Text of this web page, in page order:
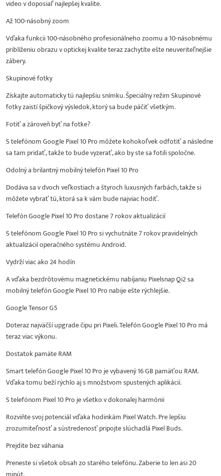
video v doposiaľ najlepšej kvalite.
Až 100-násobný zoom
Vďaka funkcii 100-násobného profesionálneho zoomu a 10-násobnému
priblíženiu obrazu v optickej kvalite teraz zachytíte ešte neuveriteľnejšie
zábery.
Skupinové fotky
Získajte automaticky tú najlepšiu snímku. Špeciálny režim Skupinové
fotky zaistí špičkový výsledok, ktorý sa bude páčiť všetkým.
Fotiť a zároveň byť na fotke?
S telefónom Google Pixel 10 Pro môžete kohokoľvek odfotiť a následne
sa tam pridať, takže to bude vyzerať, ako by ste sa fotili spoločne.
Odolný a brilantný mobilný telefón Pixel 10 Pro
Dodáva sa v dvoch veľkostiach a štyroch luxusných farbách, takže si
môžete vybrať tú, ktorá sa k vám bude najviac hodiť.
Telefón Google Pixel 10 Pro dostane 7 rokov aktualizácií
S telefónom Google Pixel 10 Pro si vychutnáte 7 rokov pravidelných
aktualizácií operačného systému Android.
Vydrží viac ako 24 hodín
A vďaka bezdrôtovému magnetickému nabíjaniu Pixelsnap Qi2 sa
mobilný telefón Google Pixel 10 Pro nabije ešte rýchlejšie.
Google Tensor G5
Doteraz najväčší upgrade čipu pri Pixeli. Telefón Google Pixel 10 Pro má
teraz viac výkonu.
Dostatok pamäte RAM
Smart telefón Google Pixel 10 Pro je vybavený 16 GB pamäťou RAM.
Vďaka tomu beží rýchlo aj s množstvom spustených aplikácií.
S telefónom Pixel 10 Pro je všetko v dokonalej harmónii
Rozviňte svoj potenciál vďaka hodinkám Pixel Watch. Pre lepšiu
zrozumiteľnosť a sústredenosť pripojte slúchadlá Pixel Buds.
Prejdite bez váhania
Preneste si všetok obsah zo starého telefónu. Zaberie to len asi 20